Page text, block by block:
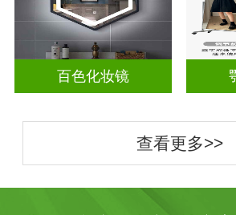
百色化妆镜
查看更多>>